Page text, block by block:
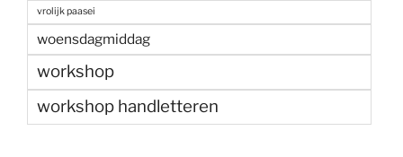
vrolijk paasei
woensdagmiddag
workshop
workshop handletteren